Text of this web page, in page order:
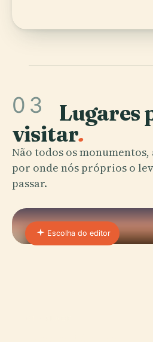
03 Lugares
visitar.
Não todos os monumentos,
por onde nós próprios o
passar.
Escolha do editor